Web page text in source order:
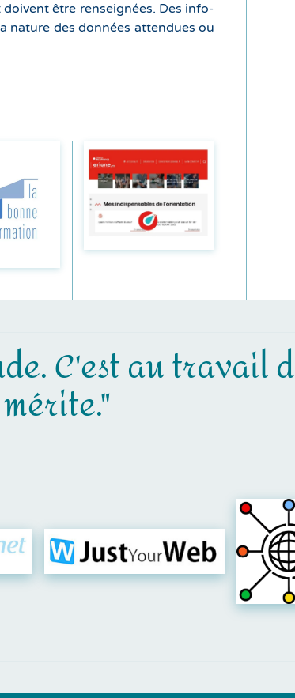
doivent être renseignées. Des info-
nature des données attendues ou
En savoir
plus
C'est au travail
Visiter leur site